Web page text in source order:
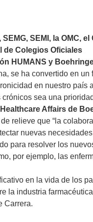
SEMI, la OMC,
de Colegios Oficiales
HUMANS y
se ha convertido en
en nuestro país
sea una
Affairs de
relieve que “la
nuevas necesidades
para resolver los
por ejemplo, las
en la vida de los
la industria
Carrera.